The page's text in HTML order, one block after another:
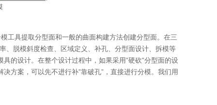
具提取分型面和一般的曲面构建方法创建分型面。在三
、脱模斜度检查、区域定义、补孔、分型面设计、拆模等
的设计。在整个设计过程中，如果采用”硬砍”分型面的设
方案，可以先不进行补”靠破孔”，直接进行分模。我们用